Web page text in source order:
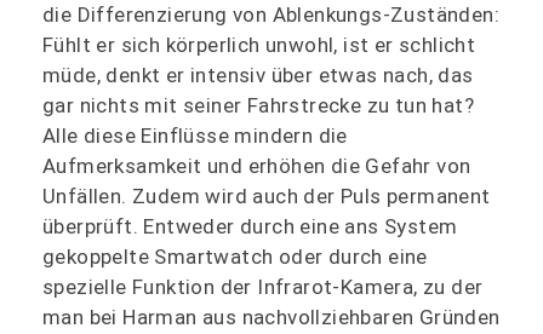
die Differenzierung von Ablenkungs-Zuständen:
Fühlt er sich körperlich unwohl, ist er schlicht
müde, denkt er intensiv über etwas nach, das
gar nichts mit seiner Fahrstrecke zu tun hat?
Alle diese Einflüsse mindern die
Aufmerksamkeit und erhöhen die Gefahr von
Unfällen. Zudem wird auch der Puls permanent
überprüft. Entweder durch eine ans System
gekoppelte Smartwatch oder durch eine
spezielle Funktion der Infrarot-Kamera, zu der
man bei Harman aus nachvollziehbaren Gründen